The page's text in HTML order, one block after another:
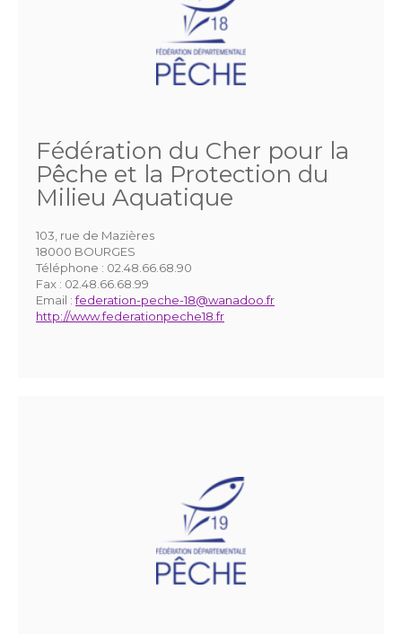
Fédération du Cher pour la
Pêche et la Protection du
Milieu Aquatique
103, rue de Mazières
18000 BOURGES
Téléphone : 02.48.66.68.90
Fax : 02.48.66.68.99
Email :federation-peche-18@wanadoo.fr
http://www.federationpeche18.fr